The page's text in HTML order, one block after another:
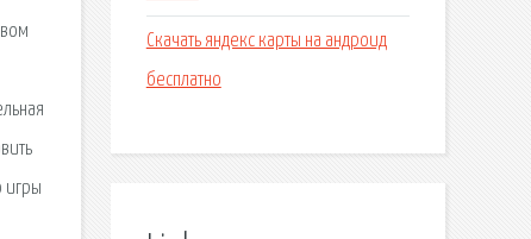
игры
Скачать яндекс карты на андроид
бесплатно